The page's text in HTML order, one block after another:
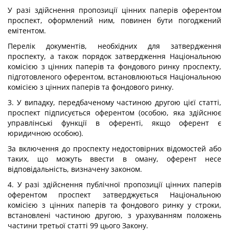
У разі здійснення пропозиції цінних паперів оферентом
проспект, оформлений ним, повинен бути погоджений
емітентом.
Перелік документів, необхідних для затвердження
проспекту, а також порядок затвердження Національною
комісією з цінних паперів та фондового ринку проспекту,
підготовленого оферентом, встановлюються Національною
комісією з цінних паперів та фондового ринку.
3. У випадку, передбаченому частиною другою цієї статті,
проспект підписується оферентом (особою, яка здійснює
управлінські функції в оференті, якщо оферент є
юридичною особою).
За включення до проспекту недостовірних відомостей або
таких, що можуть ввести в оману, оферент несе
відповідальність, визначену законом.
4. У разі здійснення публічної пропозиції цінних паперів
оферентом проспект затверджується Національною
комісією з цінних паперів та фондового ринку у строки,
встановлені частиною другою, з урахуванням положень
частини третьої статті 99 цього Закону.